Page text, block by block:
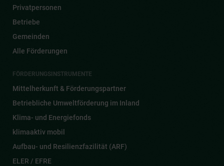
Privatpersonen
Betriebe
Gemeinden
Alle Förderungen
FÖRDERUNGSINSTRUMENTE
Mittelherkunft & Förderungspartner
Betriebliche Umweltförderung im Inland
Klima- und Energiefonds
klimaaktiv mobil
Aufbau- und Resilienzfazilität (ARF)
ELER / EFRE